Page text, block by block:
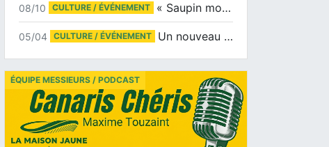
08/10 CULTURE / ÉVÉNEMENT « Saupin mon amour » au salon du livre de Trentemoult
05/04 CULTURE / ÉVÉNEMENT Un nouveau tirage pour le Docu-BD
ÉQUIPE MESSIEURS / PODCAST